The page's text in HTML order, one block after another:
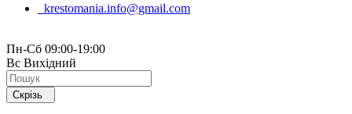
krestomania.info@gmail.com
Пн-Сб 09:00-19:00
Вс Вихідний
Скрізь